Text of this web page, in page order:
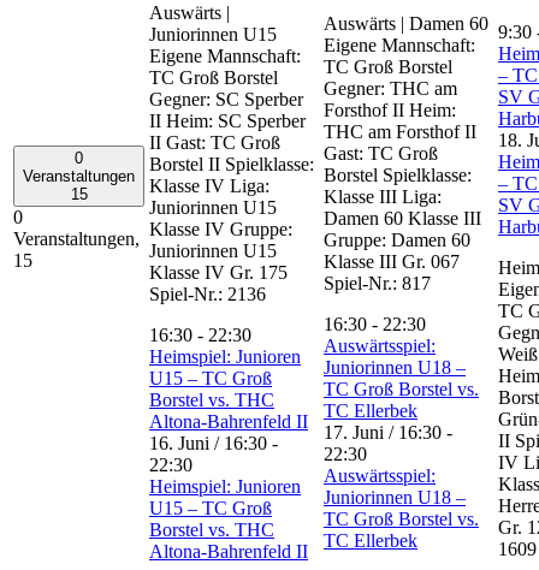
0
Veranstaltungen
15
0
Veranstaltungen,
15
Auswärts |
Juniorinnen U15
Eigene Mannschaft:
TC Groß Borstel
Gegner: SC Sperber
II Heim: SC Sperber
II Gast: TC Groß
Borstel II Spielklasse:
Klasse IV Liga:
Juniorinnen U15
Klasse IV Gruppe:
Juniorinnen U15
Klasse IV Gr. 175
Spiel-Nr.: 2136
16:30 - 22:30
Heimspiel: Junioren
U15 – TC Groß
Borstel vs. THC
Altona-Bahrenfeld II
16. Juni / 16:30 -
22:30
Heimspiel: Junioren
U15 – TC Groß
Borstel vs. THC
Altona-Bahrenfeld II
Auswärts | Damen 60
Eigene Mannschaft:
TC Groß Borstel
Gegner: THC am
Forsthof II Heim:
THC am Forsthof II
Gast: TC Groß
Borstel Spielklasse:
Klasse III Liga:
Damen 60 Klasse III
Gruppe: Damen 60
Klasse III Gr. 067
Spiel-Nr.: 817
16:30 - 22:30
Auswärtsspiel:
Juniorinnen U18 –
TC Groß Borstel vs.
TC Ellerbek
17. Juni / 16:30 -
22:30
Auswärtsspiel:
Juniorinnen U18 –
TC Groß Borstel vs.
TC Ellerbek
9:30
–
SV
18.
–
SV
TC
II
IV
Gr.
1609